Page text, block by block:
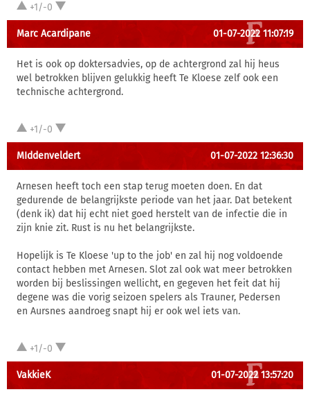
+1/-0
Marc Acardipane 01-07-2022 11:07:19
Het is ook op doktersadvies, op de achtergrond zal hij heus
wel betrokken blijven gelukkig heeft Te Kloese zelf ook een
technische achtergrond.
+1/-0
MIddenveldert 01-07-2022 12:36:30
Arnesen heeft toch een stap terug moeten doen. En dat
gedurende de belangrijkste periode van het jaar. Dat betekent
(denk ik) dat hij echt niet goed herstelt van de infectie die in
zijn knie zit. Rust is nu het belangrijkste.
Hopelijk is Te Kloese 'up to the job' en zal hij nog voldoende
contact hebben met Arnesen. Slot zal ook wat meer betrokken
worden bij beslissingen wellicht, en gegeven het feit dat hij
degene was die vorig seizoen spelers als Trauner, Pedersen
en Aursnes aandroeg snapt hij er ook wel iets van.
+1/-0
VakkieK 01-07-2022 13:57:20